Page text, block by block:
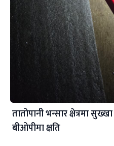
तातोपानी भन्सार क्षेत्रमा
बीओपीमा क्षति